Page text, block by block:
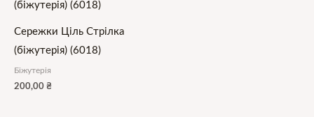
Сережки Ціль Стрілка
(біжутерія) (6018)
Біжутерія
200,00 ₴